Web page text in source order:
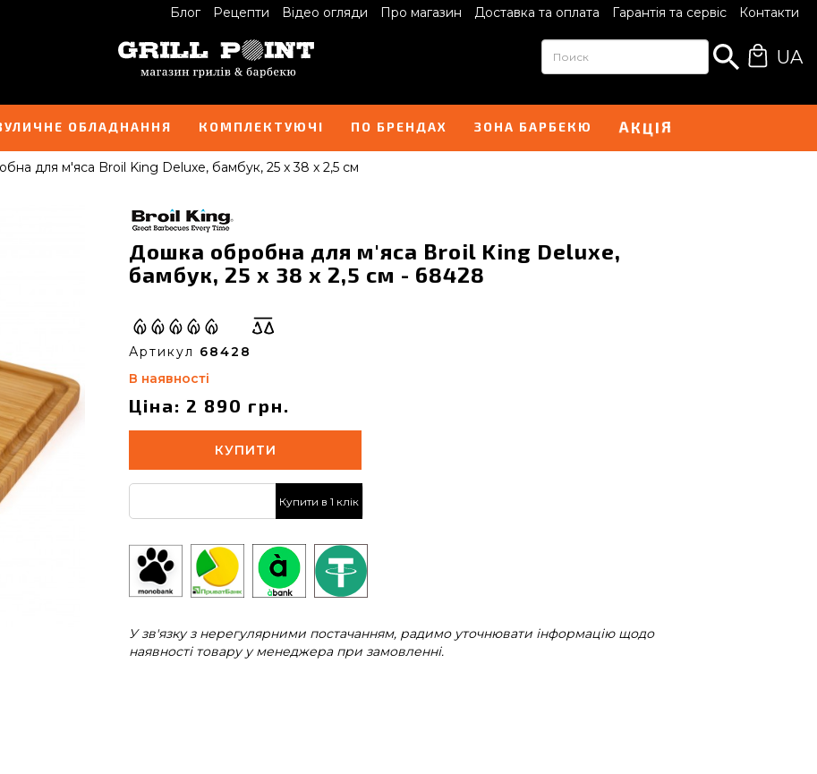
Блог Рецепти Відео огляди Про магазин Доставка та оплата Гарантія та сервіс Контакти
UA
ОБЛАДНАННЯ КОМПЛЕКТУЮЧІ ПО БРЕНДАХ ЗОНА БАРБЕКЮ АКЦІЯ
для м'яса Broil King Deluxe, бамбук, 25 x 38 x 2,5 см
Дошка обробна для м'яса Broil King Deluxe,
бамбук, 25 x 38 x 2,5 см - 68428
Артикул 68428
В наявності
Ціна: 2 890 грн.
КУПИТИ
Купити в 1 клік
У зв'язку з нерегулярними постачанням, радимо уточнювати інформацію щодо
наявності товару у менеджера при замовленні.